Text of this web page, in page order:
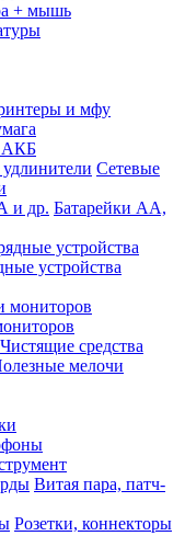
+ мышь
и мфу
Сетевые
Батарейки АА,
устройства
Чистящие средства
мелочи
Витая пара, патч-
Розетки, коннекторы